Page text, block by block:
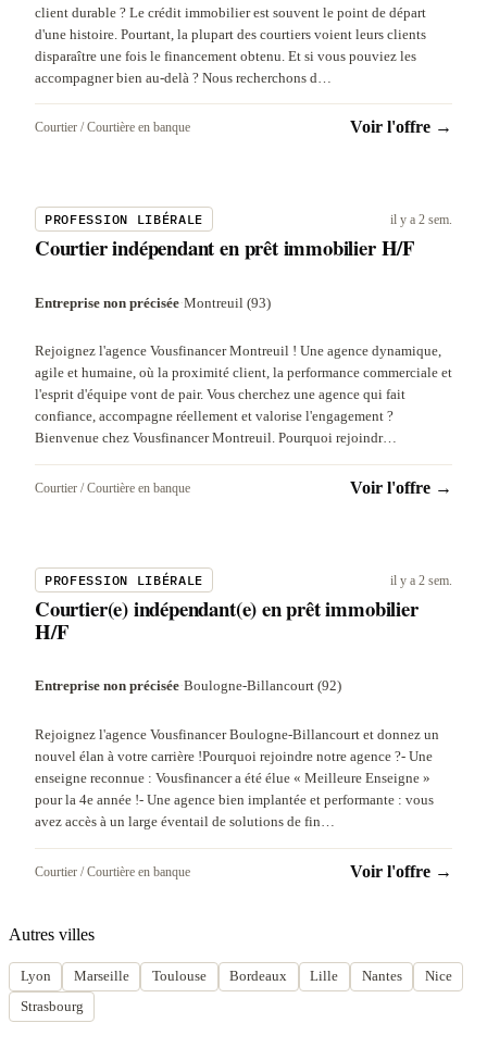
client durable ? Le crédit immobilier est souvent le point de départ
d'une histoire. Pourtant, la plupart des courtiers voient leurs clients
disparaître une fois le financement obtenu. Et si vous pouviez les
accompagner bien au-delà ? Nous recherchons d…
Courtier / Courtière en banque Voir l'offre →
PROFESSION LIBÉRALE il y a 2 sem.
Courtier indépendant en prêt immobilier H/F
Entreprise non précisée·Montreuil (93)
Rejoignez l'agence Vousfinancer Montreuil ! Une agence dynamique,
agile et humaine, où la proximité client, la performance commerciale et
l'esprit d'équipe vont de pair. Vous cherchez une agence qui fait
confiance, accompagne réellement et valorise l'engagement ?
Bienvenue chez Vousfinancer Montreuil. Pourquoi rejoindr…
Courtier / Courtière en banque Voir l'offre →
PROFESSION LIBÉRALE il y a 2 sem.
Courtier(e) indépendant(e) en prêt immobilier
H/F
Entreprise non précisée·Boulogne-Billancourt (92)
Rejoignez l'agence Vousfinancer Boulogne-Billancourt et donnez un
nouvel élan à votre carrière !Pourquoi rejoindre notre agence ?- Une
enseigne reconnue : Vousfinancer a été élue « Meilleure Enseigne »
pour la 4e année !- Une agence bien implantée et performante : vous
avez accès à un large éventail de solutions de fin…
Courtier / Courtière en banque Voir l'offre →
Autres villes
Lyon Marseille Toulouse Bordeaux Lille Nantes
Nice
Strasbourg